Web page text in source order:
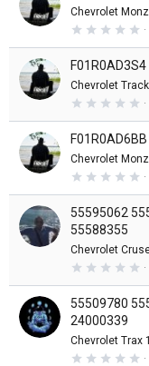
з
в
е
з
д
Chevrolet
0
0
з
в
е
з
д
Chevrolet
0
0
з
в
е
з
д
Chevrolet
0
0
е
з
55595062
55588355
Chevrolet
0
0
е
з
55509780
24000339
Chevrolet Trax
0